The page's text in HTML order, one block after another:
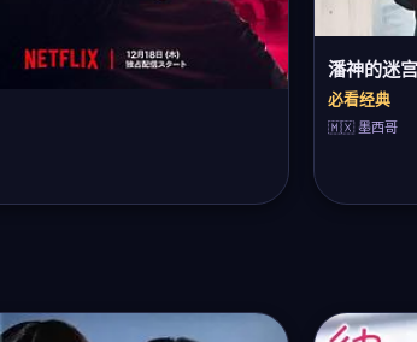
潘神的迷宫
必看经典
🇲🇽 墨西哥